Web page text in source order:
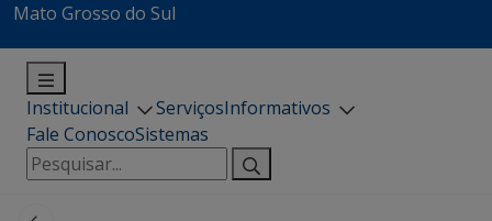
Mato Grosso do Sul
Institucional ServiçosInformativos
Fale ConoscoSistemas
Pesquisar
por: